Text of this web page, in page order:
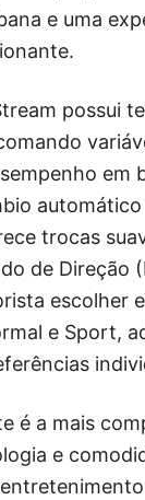
e uma
possui
em
automático
trocas
de Direção
escolher
e Sport,
é a mais
e